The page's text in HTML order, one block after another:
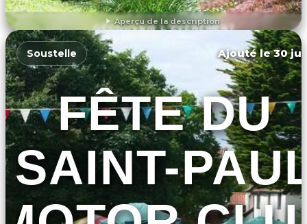
Aperçu de la description
DÉCOUVRIR L'ÉVÉNEMENT
Soustelle Ajouté le 30
FÊTE DU
SAINT-